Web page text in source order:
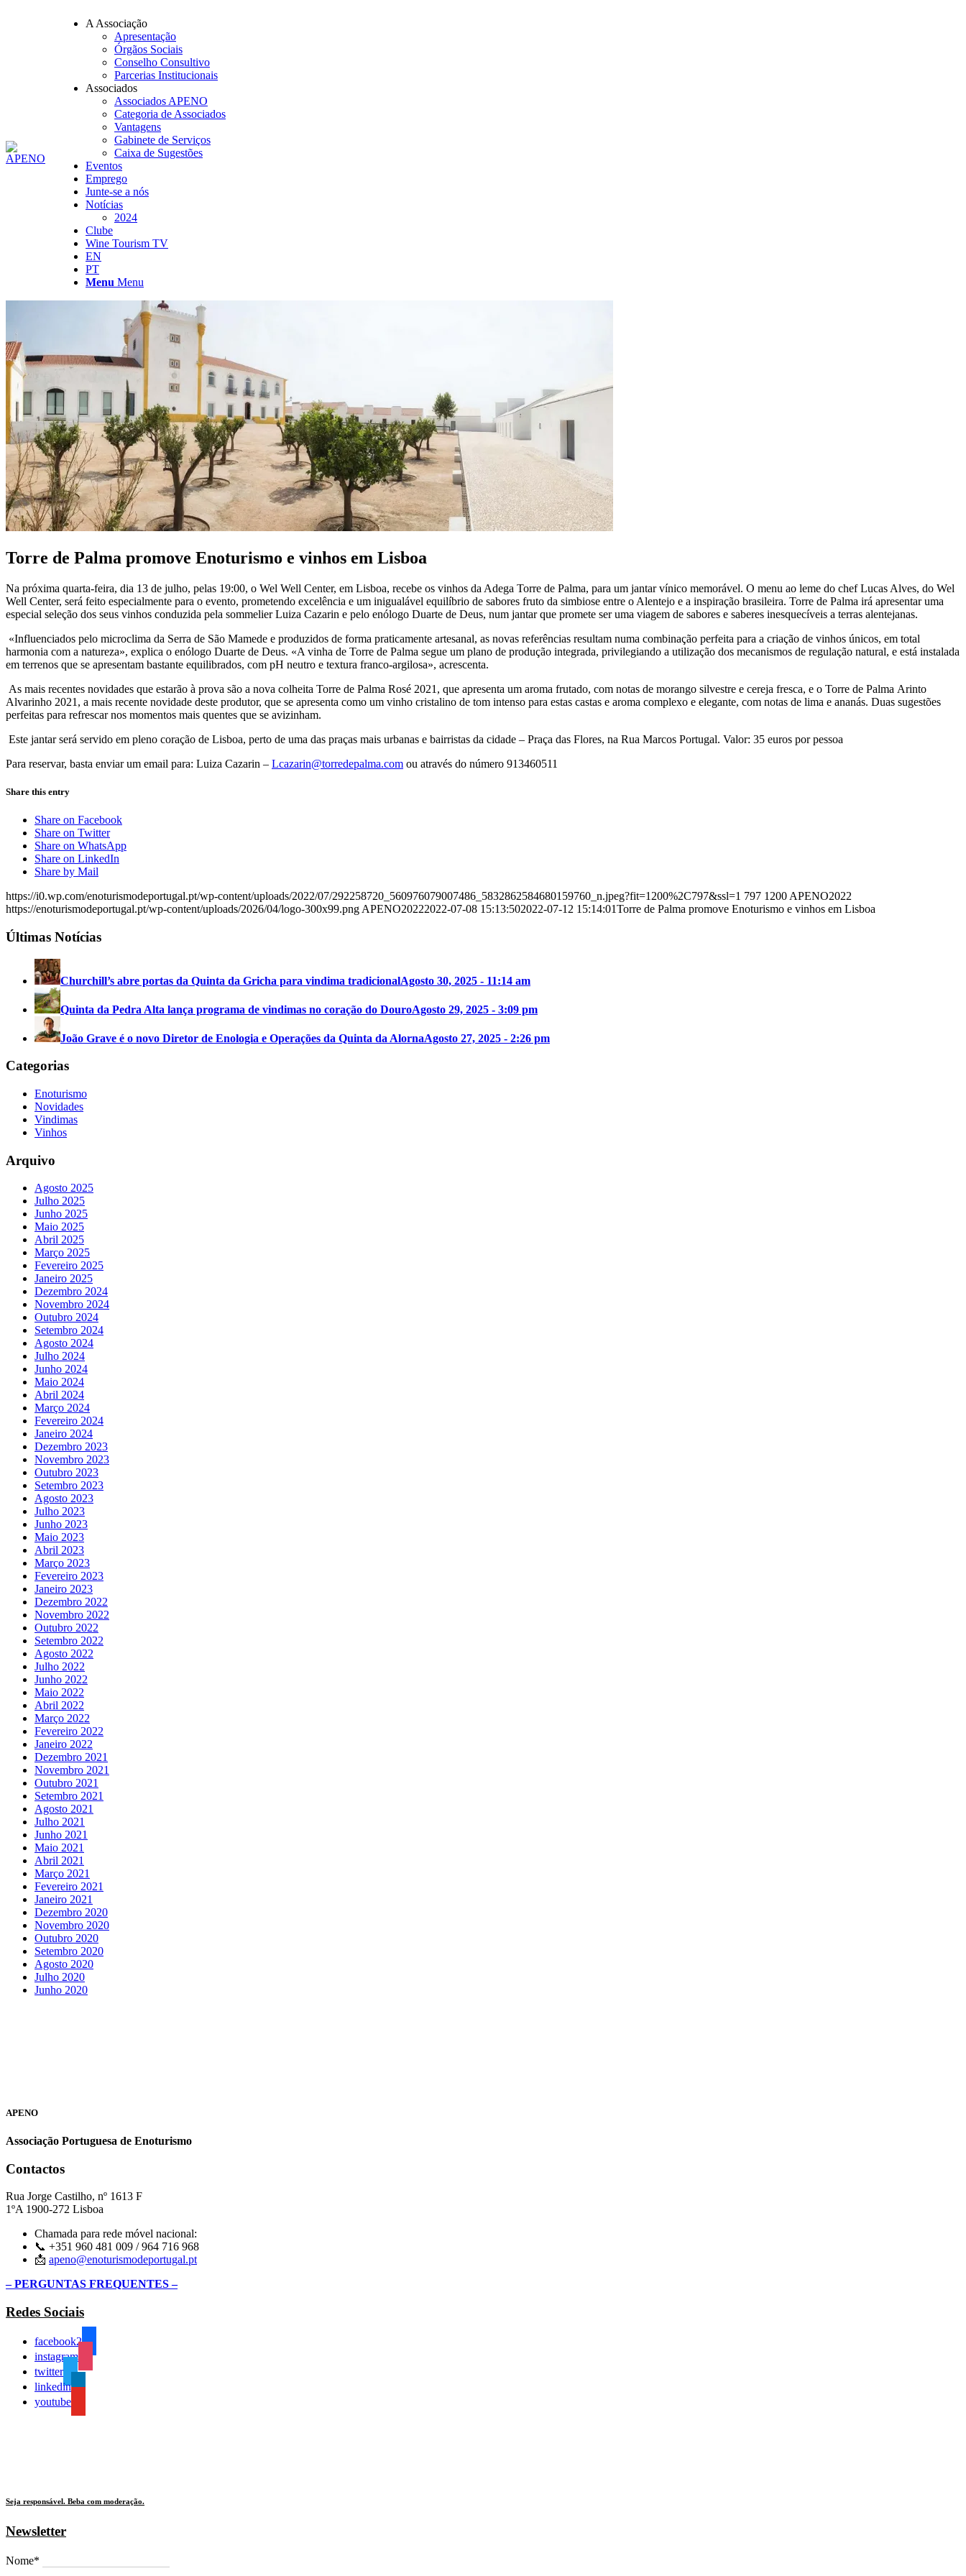
A Associação
Apresentação
Órgãos Sociais
Conselho Consultivo
Parcerias Institucionais
Associados
Associados APENO
Categoria de Associados
Vantagens
Gabinete de Serviços
Caixa de Sugestões
Eventos
Emprego
Junte-se a nós
Notícias
2024
Clube
Wine Tourism TV
EN
PT
Menu Menu
Torre de Palma promove Enoturismo e vinhos em Lisboa
Na próxima quarta-feira, dia 13 de julho, pelas 19:00, o Wel Well Center, em Lisboa, recebe os vinhos da Adega Torre de Palma, para um jantar vínico memorável. O menu ao leme do chef Lucas Alves, do Wel
Well Center, será feito especialmente para o evento, prometendo excelência e um inigualável equilíbrio de sabores fruto da simbiose entre o Alentejo e a inspiração brasileira. Torre de Palma irá apresentar uma
especial seleção dos seus vinhos conduzida pela sommelier Luiza Cazarin e pelo enólogo Duarte de Deus, num jantar que promete ser uma viagem de sabores e saberes inesquecíveis a terras alentejanas.
«Influenciados pelo microclima da Serra de São Mamede e produzidos de forma praticamente artesanal, as novas referências resultam numa combinação perfeita para a criação de vinhos únicos, em total
harmonia com a natureza», explica o enólogo Duarte de Deus. «A vinha de Torre de Palma segue um plano de produção integrada, privilegiando a utilização dos mecanismos de regulação natural, e está instalada
em terrenos que se apresentam bastante equilibrados, com pH neutro e textura franco-argilosa», acrescenta.
As mais recentes novidades que estarão à prova são a nova colheita Torre de Palma Rosé 2021, que apresenta um aroma frutado, com notas de morango silvestre e cereja fresca, e o Torre de Palma Arinto
Alvarinho 2021, a mais recente novidade deste produtor, que se apresenta como um vinho cristalino de tom intenso para estas castas e aroma complexo e elegante, com notas de lima e ananás. Duas sugestões
perfeitas para refrescar nos momentos mais quentes que se avizinham.
Este jantar será servido em pleno coração de Lisboa, perto de uma das praças mais urbanas e bairristas da cidade – Praça das Flores, na Rua Marcos Portugal. Valor: 35 euros por pessoa
Para reservar, basta enviar um email para: Luiza Cazarin – Lcazarin@torredepalma.com ou através do número 913460511
Share this entry
Share on Facebook
Share on Twitter
Share on WhatsApp
Share on LinkedIn
Share by Mail
https://i0.wp.com/enoturismodeportugal.pt/wp-content/uploads/2022/07/292258720_560976079007486_5832862584680159760_n.jpeg?fit=1200%2C797&ssl=1 797 1200 APENO2022
https://enoturismodeportugal.pt/wp-content/uploads/2026/04/logo-300x99.png APENO20222022-07-08 15:13:502022-07-12 15:14:01Torre de Palma promove Enoturismo e vinhos em Lisboa
Últimas Notícias
Churchill’s abre portas da Quinta da Gricha para vindima tradicionalAgosto 30, 2025 - 11:14 am
Quinta da Pedra Alta lança programa de vindimas no coração do DouroAgosto 29, 2025 - 3:09 pm
João Grave é o novo Diretor de Enologia e Operações da Quinta da AlornaAgosto 27, 2025 - 2:26 pm
Categorias
Enoturismo
Novidades
Vindimas
Vinhos
Arquivo
Agosto 2025
Julho 2025
Junho 2025
Maio 2025
Abril 2025
Março 2025
Fevereiro 2025
Janeiro 2025
Dezembro 2024
Novembro 2024
Outubro 2024
Setembro 2024
Agosto 2024
Julho 2024
Junho 2024
Maio 2024
Abril 2024
Março 2024
Fevereiro 2024
Janeiro 2024
Dezembro 2023
Novembro 2023
Outubro 2023
Setembro 2023
Agosto 2023
Julho 2023
Junho 2023
Maio 2023
Abril 2023
Março 2023
Fevereiro 2023
Janeiro 2023
Dezembro 2022
Novembro 2022
Outubro 2022
Setembro 2022
Agosto 2022
Julho 2022
Junho 2022
Maio 2022
Abril 2022
Março 2022
Fevereiro 2022
Janeiro 2022
Dezembro 2021
Novembro 2021
Outubro 2021
Setembro 2021
Agosto 2021
Julho 2021
Junho 2021
Maio 2021
Abril 2021
Março 2021
Fevereiro 2021
Janeiro 2021
Dezembro 2020
Novembro 2020
Outubro 2020
Setembro 2020
Agosto 2020
Julho 2020
Junho 2020
APENO
Associação Portuguesa de Enoturismo
Contactos
Rua Jorge Castilho, nº 1613 F
1ºA 1900-272 Lisboa
Chamada para rede móvel nacional:
📞 +351 960 481 009 / 964 716 968
📩 apeno@enoturismodeportugal.pt
– PERGUNTAS FREQUENTES –
Redes Sociais
facebook2
instagram
twitter
linkedin
youtube
Seja responsável. Beba com moderação.
Newsletter
Nome*